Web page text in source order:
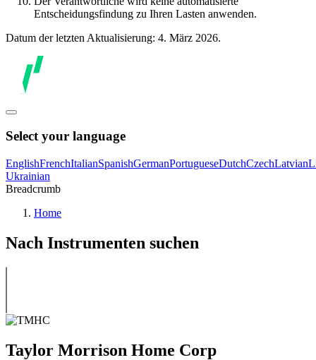
Entscheidungsfindung zu Ihren Lasten anwenden.
Datum der letzten Aktualisierung: 4. März 2026.
Select your language
EnglishFrenchItalianSpanishGermanPortugueseDutchCzechLatvian
Ukrainian
Breadcrumb
Home
Nach Instrumenten suchen
Taylor Morrison Home Corp